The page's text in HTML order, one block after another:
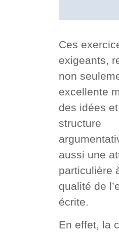
Ces
exigeants,
non
excellente
des idées
structure
aussi une
particulière
qualité de
écrite.
En effet, la